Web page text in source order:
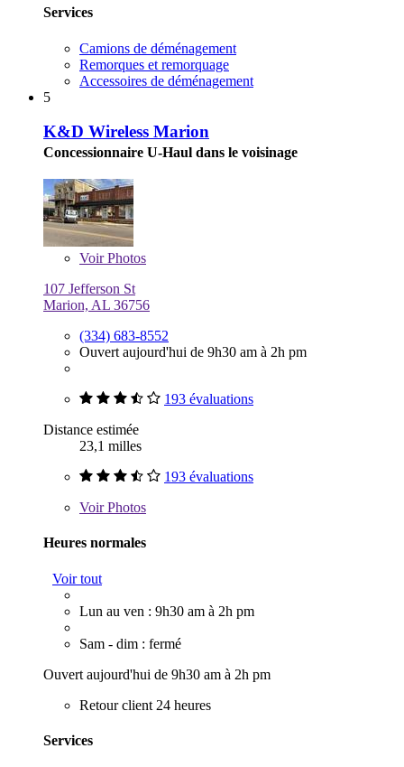
Services
Camions de déménagement
Remorques et remorquage
Accessoires de déménagement
5
K&D Wireless Marion
Concessionnaire U-Haul dans le voisinage
VoirPhotos
107 Jefferson St
Marion, AL 36756
(334) 683-8552
Ouvert aujourd'hui de 9h30 am à 2h pm
193 évaluations
Distance estimée
23,1 milles
193 évaluations
VoirPhotos
Heures normales
Voir tout
Lun au ven : 9h30 am à 2h pm
Sam - dim : fermé
Ouvert aujourd'hui de 9h30 am à 2h pm
Retour client 24 heures
Services